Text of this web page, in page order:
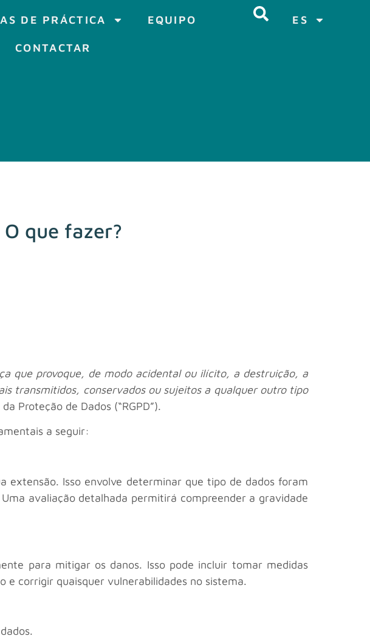
DE PRÁCTICA EQUIPO
CONTACTAR
ES
que fazer?
que provoque, de modo acidental ou ilícito, a destruição, a
transmitidos, conservados ou sujeitos a qualquer outro tipo
Proteção de Dados (“RGPD”).
a seguir:
extensão. Isso envolve determinar que tipo de dados foram
avaliação detalhada permitirá compreender a gravidade
para mitigar os danos. Isso pode incluir tomar medidas
e corrigir quaisquer vulnerabilidades no sistema.